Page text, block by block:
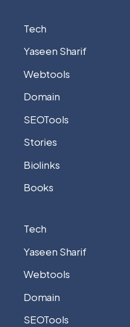
Tech
Yaseen Sharif
Webtools
Domain
SEOTools
Stories
Biolinks
Books
Tech
Yaseen Sharif
Webtools
Domain
SEOTools